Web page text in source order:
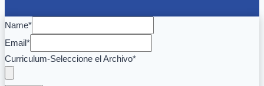
Name*
Email*
Curriculum-Seleccione el Archivo*